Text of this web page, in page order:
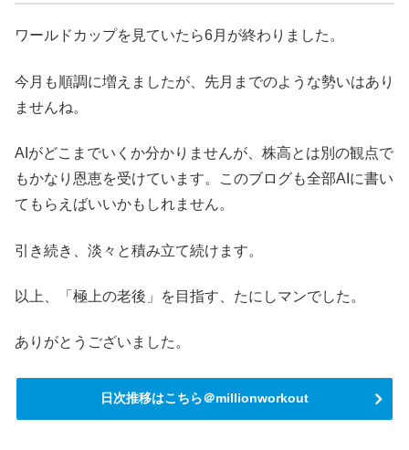
ワールドカップを見ていたら6月が終わりました。
今月も順調に増えましたが、先月までのような勢いはあり
ませんね。
AIがどこまでいくか分かりませんが、株高とは別の観点で
もかなり恩恵を受けています。このブログも全部AIに書い
てもらえばいいかもしれません。
引き続き、淡々と積み立て続けます。
以上、「極上の老後」を目指す、たにしマンでした。
ありがとうございました。
日次推移はこちら＠millionworkout